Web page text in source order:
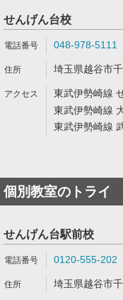
せんげん台校
048-978-5111
埼玉県越谷市
東武伊勢崎線
東武伊勢崎線
東武伊勢崎線
個別教室のトライ
せんげん台駅前校
0120-555-202
埼玉県越谷市